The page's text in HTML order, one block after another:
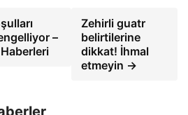
–
Zehirli guatr
belirtilerine
dikkat! İhmal
etmeyin →